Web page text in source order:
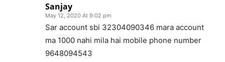
Sanjay
May 12, 2020 At 9:02 pm
Sar account sbi 32304090346 mara account
ma 1000 nahi mila hai mobile phone number
9648094543